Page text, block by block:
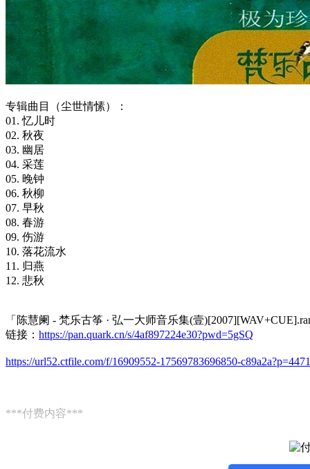
专辑曲目（尘世情愫）：
01. 忆儿时
02. 秋夜
03. 幽居
04. 采莲
05. 晚钟
06. 秋柳
07. 早秋
08. 春游
09. 伤游
10. 落花流水
11. 归燕
12. 悲秋
「陈慧阑 - 梵乐古筝 · 弘一大师音乐集(壹
链接： https://pan.quark.cn/s/4af897224e30?pwd=5gSQ
https://url52.ctfile.com/f/16909552-17569783696850-c89a2a?p=4471
***付费内容***